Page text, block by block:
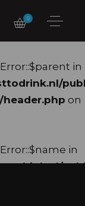
0
in
on
in